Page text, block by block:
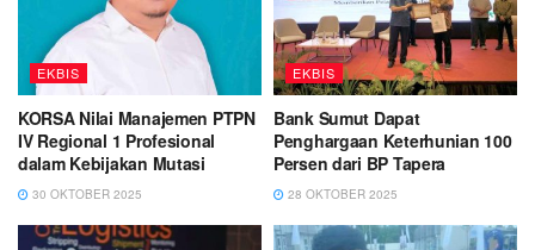
EKBIS
KORSA Nilai Manajemen PTPN
IV Regional 1 Profesional
dalam Kebijakan Mutasi
30 OKTOBER 2025
EKBIS
Bank Sumut Dapat
Penghargaan Keterhunian 100
Persen dari BP Tapera
28 OKTOBER 2025